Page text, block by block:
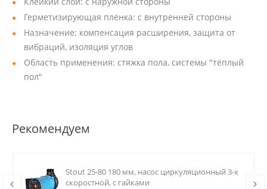
Герметизирующая плёнка: с внутренней стороны
Назначение: компенсация расширения, защита от
вибраций, изоляция углов
Область применения: стяжка пола, системы "тёплый
пол"
Рекомендуем
Stout 25-80 180 мм, насос циркуляционный 3-х
скоростной, с гайками